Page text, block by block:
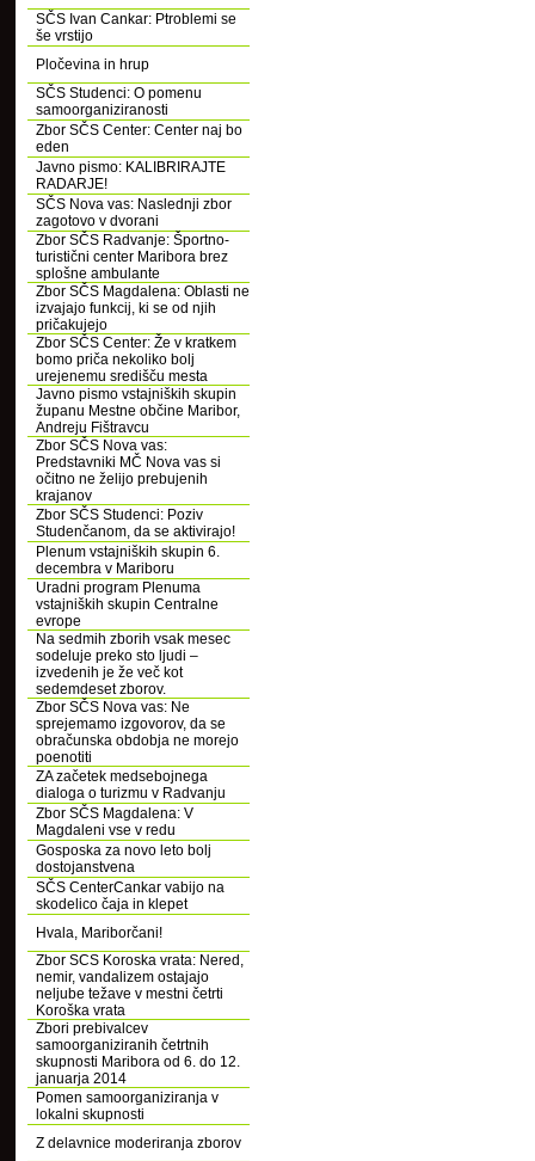
SČS Ivan Cankar: Ptroblemi se
še vrstijo
Pločevina in hrup
SČS Studenci: O pomenu
samoorganiziranosti
Zbor SČS Center: Center naj bo
eden
Javno pismo: KALIBRIRAJTE
RADARJE!
SČS Nova vas: Naslednji zbor
zagotovo v dvorani
Zbor SČS Radvanje: Športno-
turistični center Maribora brez
splošne ambulante
Zbor SČS Magdalena: Oblasti ne
izvajajo funkcij, ki se od njih
pričakujejo
Zbor SČS Center: Že v kratkem
bomo priča nekoliko bolj
urejenemu središču mesta
Javno pismo vstajniških skupin
županu Mestne občine Maribor,
Andreju Fištravcu
Zbor SČS Nova vas:
Predstavniki MČ Nova vas si
očitno ne želijo prebujenih
krajanov
Zbor SČS Studenci: Poziv
Studenčanom, da se aktivirajo!
Plenum vstajniških skupin 6.
decembra v Mariboru
Uradni program Plenuma
vstajniških skupin Centralne
evrope
Na sedmih zborih vsak mesec
sodeluje preko sto ljudi –
izvedenih je že več kot
sedemdeset zborov.
Zbor SČS Nova vas: Ne
sprejemamo izgovorov, da se
obračunska obdobja ne morejo
poenotiti
ZA začetek medsebojnega
dialoga o turizmu v Radvanju
Zbor SČS Magdalena: V
Magdaleni vse v redu
Gosposka za novo leto bolj
dostojanstvena
SČS CenterCankar vabijo na
skodelico čaja in klepet
Hvala, Mariborčani!
Zbor SCS Koroska vrata: Nered,
nemir, vandalizem ostajajo
neljube težave v mestni četrti
Koroška vrata
Zbori prebivalcev
samoorganiziranih četrtnih
skupnosti Maribora od 6. do 12.
januarja 2014
Pomen samoorganiziranja v
lokalni skupnosti
Z delavnice moderiranja zborov